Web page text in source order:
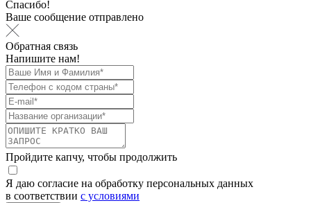
Спасибо!
Ваше сообщение отправлено
Обратная связь
Напишите нам!
Пройдите капчу, чтобы продолжить
Я даю согласие на обработку персональных данных
в соответствии с условиями